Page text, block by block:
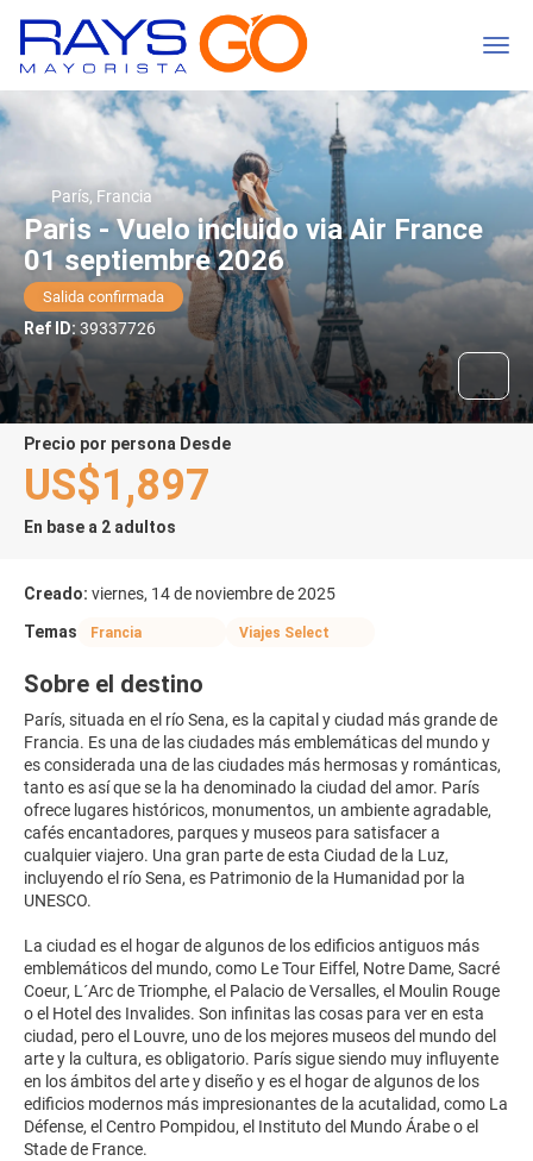
París, Francia
Paris - Vuelo incluido via Air France
01 septiembre 2026
Salida confirmada
Ref ID: 39337726
precio por persona Desde
US$1,897
En base a 2 adultos
Creado: viernes, 14 de noviembre de 2025
Temas
Francia Viajes Select
Sobre el destino
París, situada en el río Sena, es la capital y ciudad más grande de
Francia. Es una de las ciudades más emblemáticas del mundo y
es considerada una de las ciudades más hermosas y románticas,
tanto es así que se la ha denominado la ciudad del amor. París
ofrece lugares históricos, monumentos, un ambiente agradable,
cafés encantadores, parques y museos para satisfacer a
cualquier viajero. Una gran parte de esta Ciudad de la Luz,
incluyendo el río Sena, es Patrimonio de la Humanidad por la
UNESCO.
La ciudad es el hogar de algunos de los edificios antiguos más
emblemáticos del mundo, como Le Tour Eiffel, Notre Dame, Sacré
Coeur, L´Arc de Triomphe, el Palacio de Versalles, el Moulin Rouge
o el Hotel des Invalides. Son infinitas las cosas para ver en esta
ciudad, pero el Louvre, uno de los mejores museos del mundo del
arte y la cultura, es obligatorio. París sigue siendo muy influyente
en los ámbitos del arte y diseño y es el hogar de algunos de los
edificios modernos más impresionantes de la acutalidad, como La
Défense, el Centro Pompidou, el Instituto del Mundo Árabe o el
Stade de France.